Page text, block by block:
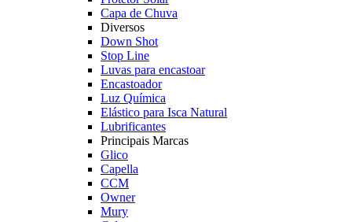
Capa de Chuva
Diversos
Down Shot
Stop Line
Luvas para encastoar
Encastoador
Luz Química
Elástico para Isca Natural
Lubrificantes
Principais Marcas
Glico
Capella
CCM
Owner
Mury